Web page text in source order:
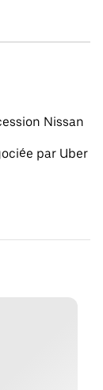
Nissan
par Uber